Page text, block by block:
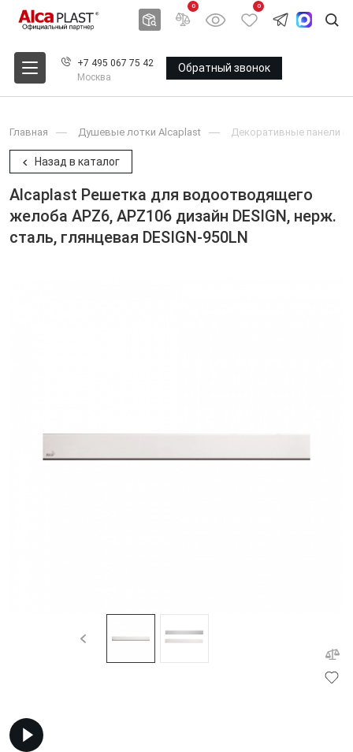
0 0
+7 495 067 75 42
Москва
Обратный звонок
Главная Душевые лотки Alcaplast Декоративные панели и
Назад в каталог
Alcaplast Решетка для водоотводящего
желоба APZ6, APZ106 дизайн DESIGN, нерж.
сталь, глянцевая DESIGN-950LN